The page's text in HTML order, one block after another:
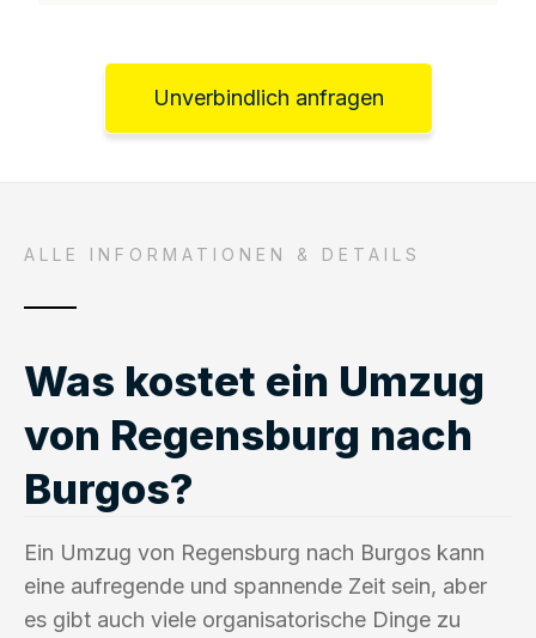
Unverbindlich anfragen
ALLE INFORMATIONEN & DETAILS
Was kostet ein Umzug
von Regensburg nach
Burgos?
Ein Umzug von Regensburg nach Burgos kann
eine aufregende und spannende Zeit sein, aber
es gibt auch viele organisatorische Dinge zu